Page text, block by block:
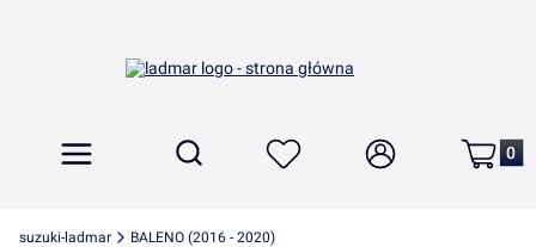
Menu Otwórz wyszukiwarkę
Szukaj Ulubione Zaloguj się Koszyk
suzuki-ladmar BALENO (2016 - 2020)